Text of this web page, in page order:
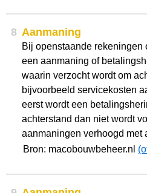
8 Aanmaning
Bij openstaande rekeningen
een aanmaning of
waarin verzocht wordt om
bijvoorbeeld servicekosten
eerst wordt een
achterstand dan niet wordt
aanmaningen verhoogd met
Bron: macobouwbeheer.nl